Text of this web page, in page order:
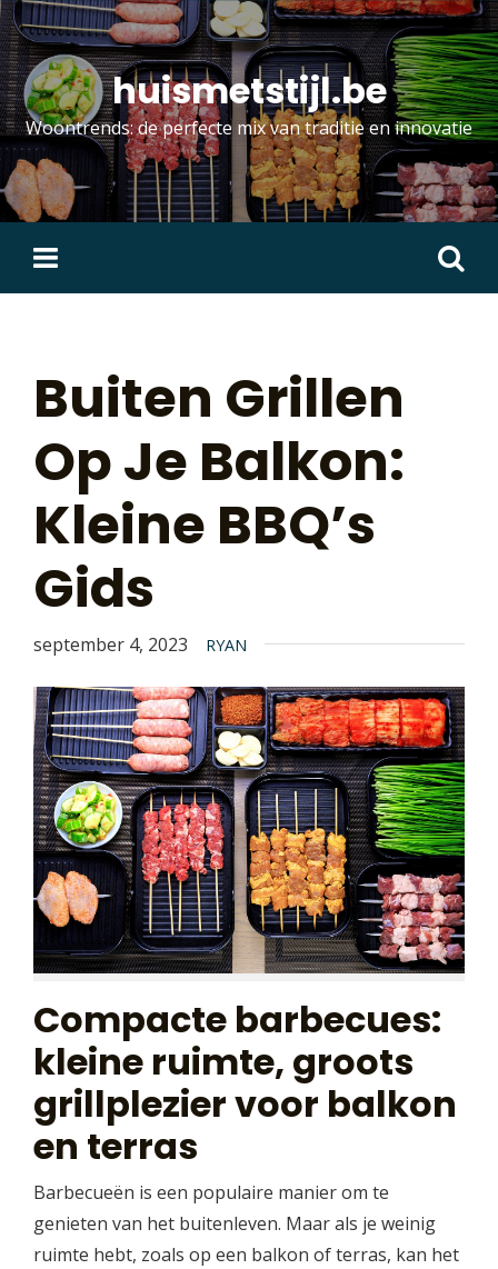
Skip
to
content
huismetstijl.be
Woontrends: de perfecte mix van traditie en innovatie
Zoeken
naar:
Buiten Grillen
Op Je Balkon:
Kleine BBQ’s
Gids
september 4, 2023 RYAN
Compacte barbecues:
kleine ruimte, groots
grillplezier voor balkon
en terras
Barbecueën is een populaire manier om te
genieten van het buitenleven. Maar als je weinig
ruimte hebt, zoals op een balkon of terras, kan het